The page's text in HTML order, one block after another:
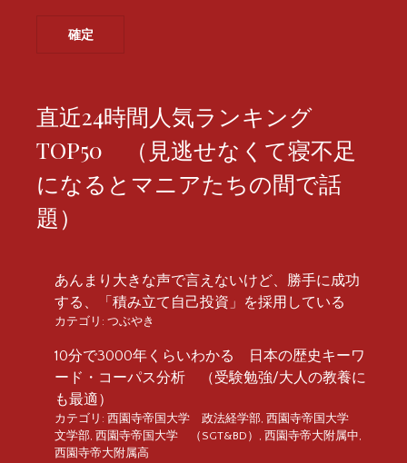
直近24時間人気ランキング
TOP50 （見逃せなくて寝不足
になるとマニアたちの間で話
題）
あんまり大きな声で言えないけど、勝手に成功
する、「積み立て自己投資」を採用している
カテゴリ: つぶやき
10分で3000年くらいわかる 日本の歴史キーワ
ード・コーパス分析 （受験勉強/大人の教養に
も最適）
カテゴリ: 西園寺帝国大学 政法経学部 西園寺帝国大学
文学部 西園寺帝国大学 （SGT&BD） 西園寺帝大附属中
西園寺帝大附属高